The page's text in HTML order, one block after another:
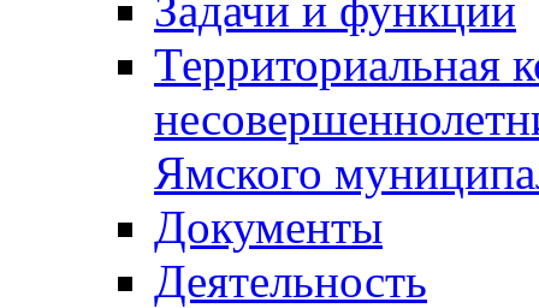
Территориальная
Ямского
Документы
Деятельность